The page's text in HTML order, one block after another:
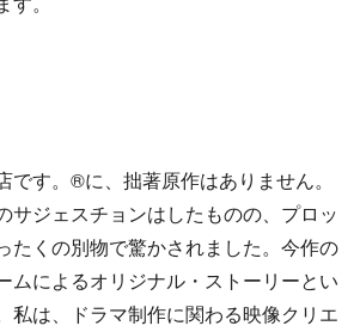
です。®️に、拙著原作はありません。
サジェスチョンはしたものの、プロッ
たくの別物で驚かされました。今作の
ムによるオリジナル・ストーリーとい
私は、ドラマ制作に関わる映像クリエ